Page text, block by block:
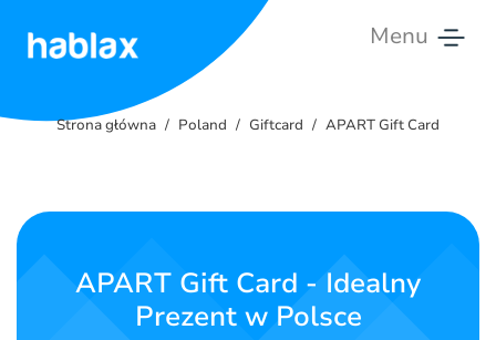
Menu
Skontaktuj
Strona główna Poland Giftcard APART Gift Card
APART Gift Card - Idealny
Prezent w Polsce